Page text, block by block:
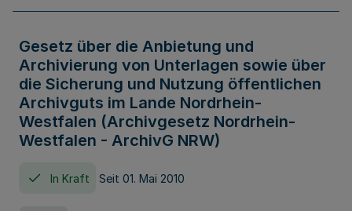
Gesetz über die Anbietung und
Archivierung von Unterlagen sowie über
die Sicherung und Nutzung öffentlichen
Archivguts im Lande Nordrhein-
Westfalen (Archivgesetz Nordrhein-
Westfalen - ArchivG NRW)
In Kraft Seit 01. Mai 2010